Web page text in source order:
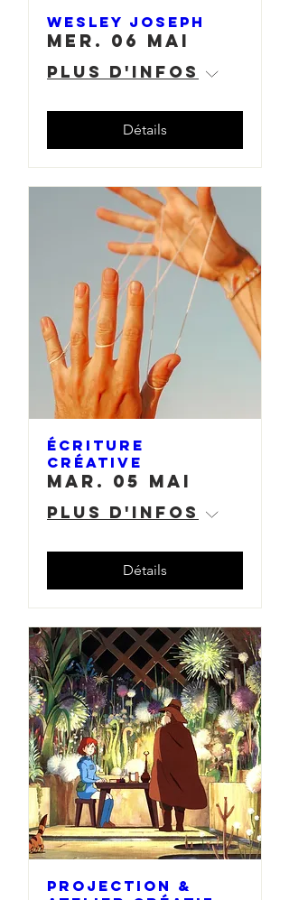
Wesley Joseph
mer. 06 mai
Plus d'infos
Détails
Écriture
créative
mar. 05 mai
Plus d'infos
Détails
PROJECTION &